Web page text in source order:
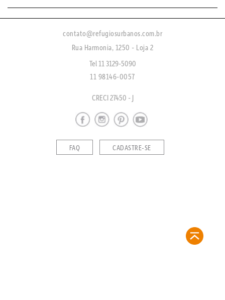
contato@refugiosurbanos.com.br
Rua Harmonia, 1250 - Loja 2
Tel 11 3129-5090
11 98146-0057
CRECI 27450 - J
FAQ CADASTRE-SE